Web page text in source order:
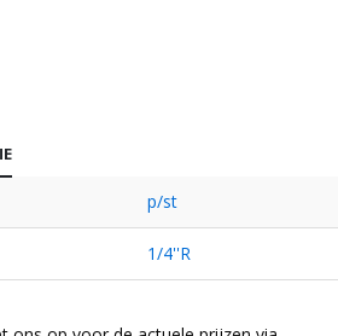
p/st
1/4''R